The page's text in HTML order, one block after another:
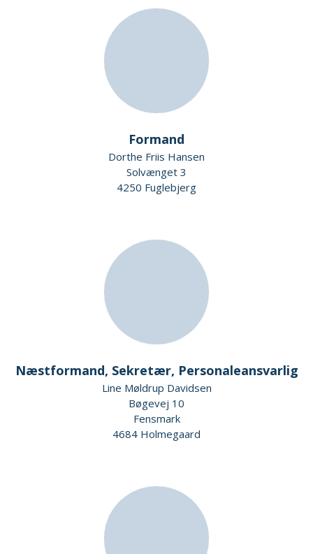
Formand
Dorthe Friis Hansen
Solvænget 3
4250 Fuglebjerg
Næstformand, Sekretær, Personaleansvarlig
Line Møldrup Davidsen
Bøgevej 10
Fensmark
4684 Holmegaard